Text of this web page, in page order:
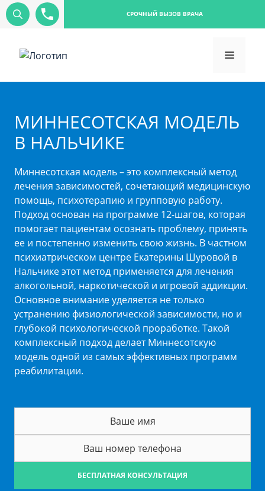
СРОЧНЫЙ ВЫЗОВ ВРАЧА
МИННЕСОТСКАЯ МОДЕЛЬ
В НАЛЬЧИКЕ
Миннесотская модель – это комплексный метод
лечения зависимостей, сочетающий медицинскую
помощь, психотерапию и групповую работу.
Подход основан на программе 12-шагов, которая
помогает пациентам осознать проблему, принять
ее и постепенно изменить свою жизнь. В частном
психиатрическом центре Екатерины Шуровой в
Нальчике этот метод применяется для лечения
алкогольной, наркотической и игровой аддикции.
Основное внимание уделяется не только
устранению физиологической зависимости, но и
глубокой психологической проработке. Такой
комплексный подход делает Миннесотскую
модель одной из самых эффективных программ
реабилитации.
БЕСПЛАТНАЯ КОНСУЛЬТАЦИЯ